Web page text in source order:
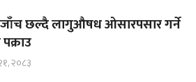
जाँच छल्दै लागुऔषध ओसारपसार गर्ने
२०८३